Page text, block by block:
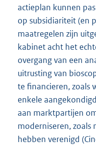
actieplan kunnen
op subsidiariteit (en
maatregelen zijn
kabinet acht het
overgang van een
uitrusting van
te financieren, zoals
enkele
aan marktpartijen
moderniseren, zoals
hebben verenigd